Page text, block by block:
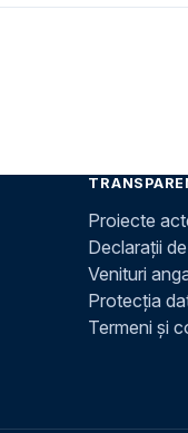
Proiecte
Declarații
Venituri
Protecția
Termeni și